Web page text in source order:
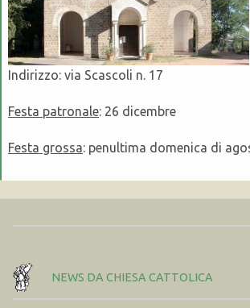
Indirizzo: via Scascoli n. 17
Festa patronale: 26 dicembre
Festa grossa: penultima domenica di
NEWS DA CHIESA CATTOLICA